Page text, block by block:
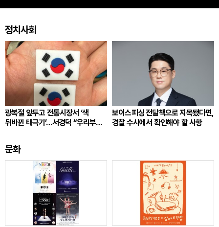
정치사회
광복절 앞두고 전통시장서 ‘색
뒤바뀐 태극기’…서경덕 “우리부터
보이스피싱 전달책으로 지목됐다면,
경찰 수사에서 확인해야 할 사항
문화